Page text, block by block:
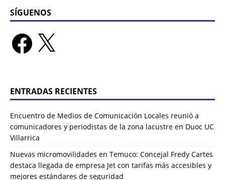
SÍGUENOS
ENTRADAS RECIENTES
Encuentro de Medios de Comunicación Locales reunió a
comunicadores y periodistas de la zona lacustre en Duoc UC
Villarrica
Nuevas micromovilidades en Temuco: Concejal Fredy Cartes
destaca llegada de empresa Jet con tarifas más accesibles y
mejores estándares de seguridad